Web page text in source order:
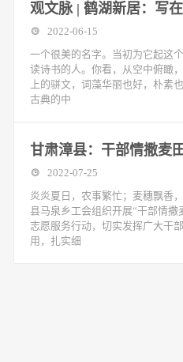
观文脉 | 鹤湖新居：写
2022-06-15
一个很美的名字。当初为它起这
读诗书的人。你看，从空中俯瞰
上的骈文，词藻华丽也好，朴素
古典的中
甘肃漳县：干部情撒麦
2022-07-25
炎炎夏日，农事繁忙；麦穗飘香
县马泉乡工会组织开展“干部情撒
志愿服务行动，切实发挥广大干
用，扎实细